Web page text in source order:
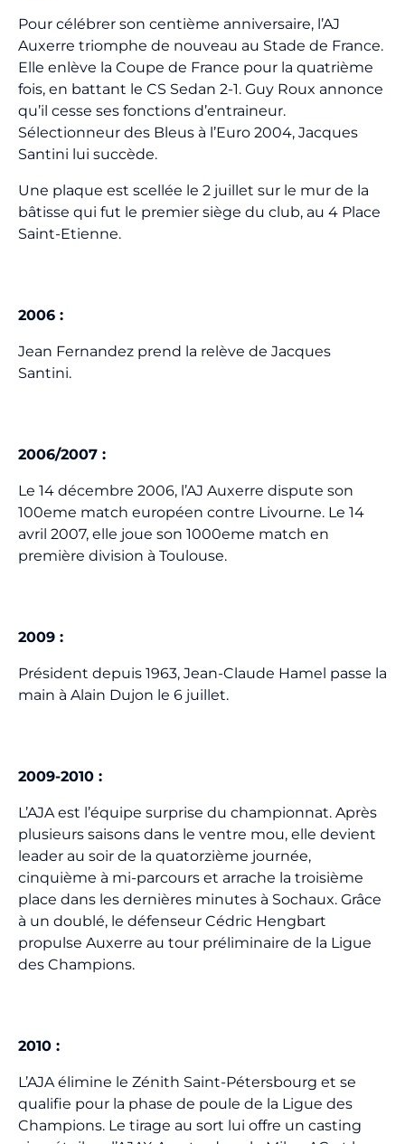
Pour célébrer son centième anniversaire, l’AJ
Auxerre triomphe de nouveau au Stade de France.
Elle enlève la Coupe de France pour la quatrième
fois, en battant le CS Sedan 2-1. Guy Roux annonce
qu’il cesse ses fonctions d’entraineur.
Sélectionneur des Bleus à l’Euro 2004, Jacques
Santini lui succède.
Une plaque est scellée le 2 juillet sur le mur de la
bâtisse qui fut le premier siège du club, au 4 Place
Saint-Etienne.
2006 :
Jean Fernandez prend la relève de Jacques
Santini.
2006/2007 :
Le 14 décembre 2006, l’AJ Auxerre dispute son
100eme match européen contre Livourne. Le 14
avril 2007, elle joue son 1000eme match en
première division à Toulouse.
2009 :
Président depuis 1963, Jean-Claude Hamel passe la
main à Alain Dujon le 6 juillet.
2009-2010 :
L’AJA est l’équipe surprise du championnat. Après
plusieurs saisons dans le ventre mou, elle devient
leader au soir de la quatorzième journée,
cinquième à mi-parcours et arrache la troisième
place dans les dernières minutes à Sochaux. Grâce
à un doublé, le défenseur Cédric Hengbart
propulse Auxerre au tour préliminaire de la Ligue
des Champions.
2010 :
L’AJA élimine le Zénith Saint-Pétersbourg et se
qualifie pour la phase de poule de la Ligue des
Champions. Le tirage au sort lui offre un casting